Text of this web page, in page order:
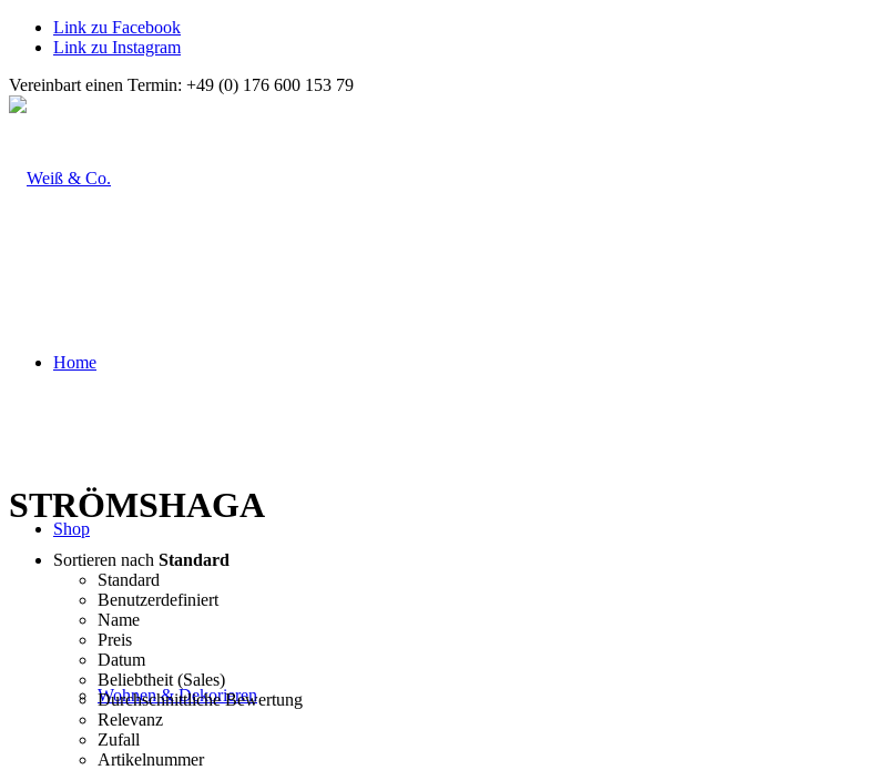
Link zu Facebook
Link zu Instagram
Vereinbart einen Termin: +49 (0) 176 600 153 79
Home
Shop
Wohnen & Dekorieren
STRÖMSHAGA
Sortieren nach Standard
Standard
Benutzerdefiniert
Name
Preis
Datum
Beliebtheit (Sales)
Durchschnittliche Bewertung
Relevanz
Zufall
Artikelnummer